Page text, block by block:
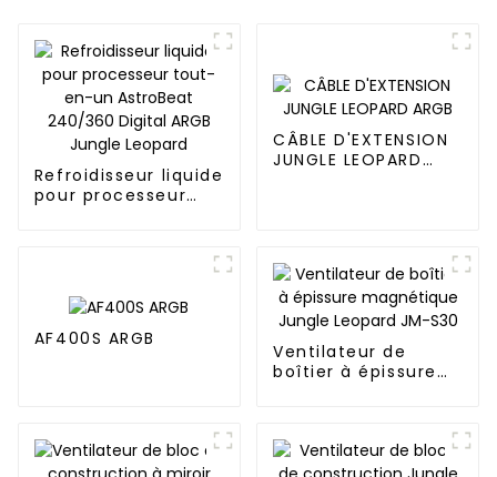
Refroidisseur liquide
pour processeur
Digital ARGB Jungle
CÂBLE D'EXTENSION
JUNGLE LEOPARD
AF400S ARGB
Ventilateur de
boîtier à épissure